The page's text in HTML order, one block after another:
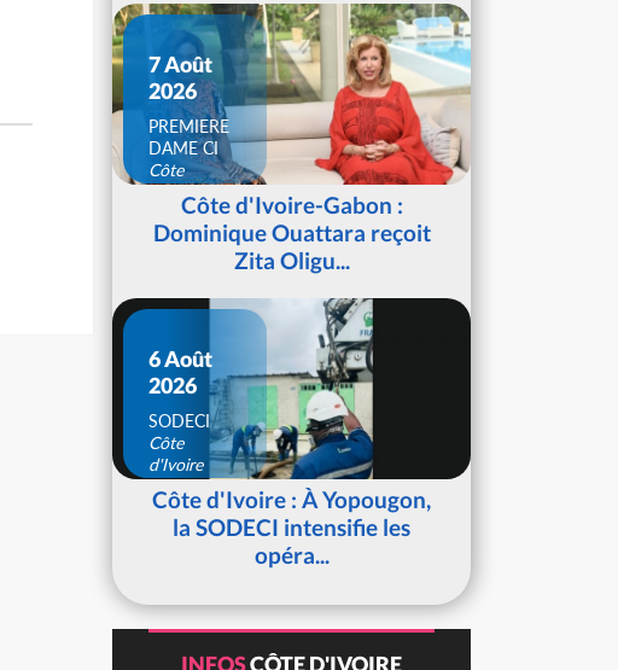
7 Août
2026
PREMIERE
DAME CI
Côte
d'IvoireCôte d'Ivoire-Gabon :
Dominique Ouattara reçoit
Zita Oligu...
6 Août
2026
SODECI
Côte
d'Ivoire
Côte d'Ivoire : À Yopougon,
la SODECI intensifie les
opéra...
INFOSCÔTE D'IVOIRE